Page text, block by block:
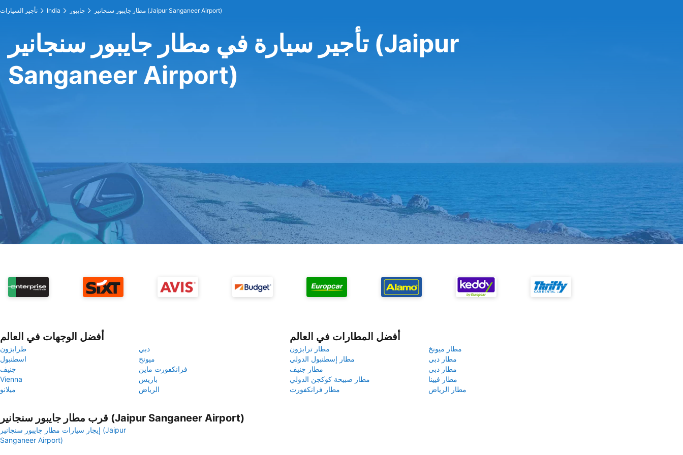
تأجير السيارات India جايبور مطار جايبور سنجانير (Jaipur Sanganeer Airport)
تأجير سيارة في مطار جايبور سنجانير (Jaipur
Sanganeer Airport)
أفضل الوجهات في العالم
طرابزون
دبي
اسطنبول
ميونخ
جنيف
فرانكفورت ماين
Vienna
باريس
ميلانو
الرياض
أفضل المطارات في العالم
مطار ترابزون
مطار ميونخ
مطار إسطنبول الدولي
مطار دبي
مطار جنيف
مطار دبي
مطار صبيحة كوكجن الدولي
مطار فيينا
مطار فرانكفورت
مطار الرياض
قرب مطار جايبور سنجانير (Jaipur Sanganeer Airport)
إيجار سيارات مطار جايبور سنجانير (Jaipur
Sanganeer Airport)